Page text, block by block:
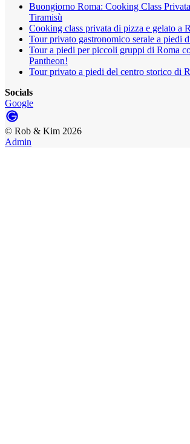
Buongiorno Roma: Cooking Class
Tiramisù
Cooking class privata di pizza e gelato a
Tour privato gastronomico serale a piedi
Tour a piedi per piccoli gruppi di Roma
Pantheon!
Tour privato a piedi del centro storico di
Socials
Google
© Rob & Kim 2026
Admin